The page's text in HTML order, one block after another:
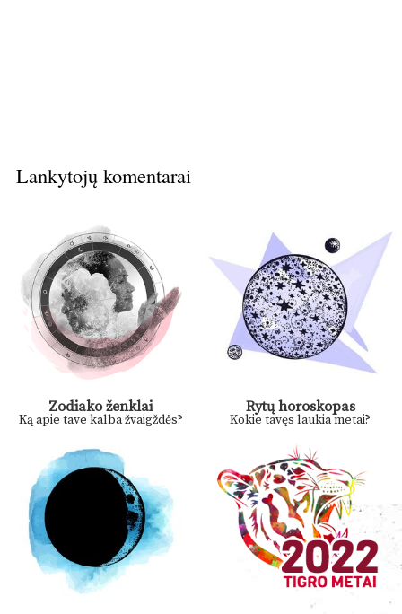
Lankytojų komentarai
Zodiako ženklai
Ką apie tave kalba žvaigždės?
Rytų horoskopas
Kokie tavęs laukia metai?